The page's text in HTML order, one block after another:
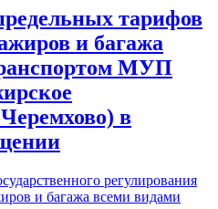
тарифов
и багажа
МУП
в
регулирования
и багажа всеми видами